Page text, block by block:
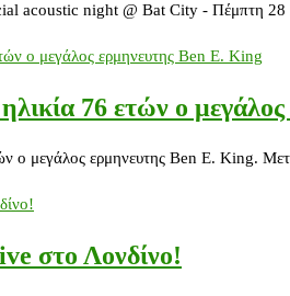
acoustic night @ Bat City - Πέμπτη
76 ετών ο
ο μεγάλος ερμηνευτης Ben E. King.
στο Λονδίνο!